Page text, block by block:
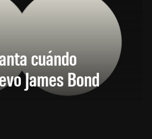
cuándo
James Bond